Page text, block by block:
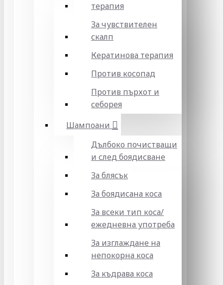
терапия
За чувствителен
скалп
Кератинова терапия
Против косопад
Против пърхот и
себорея
Шампоани
Дълбоко почистващи
и след боядисване
За блясък
За боядисана коса
За всеки тип коса/
ежедневна употреба
За изглаждане на
непокорна коса
За къдрава коса